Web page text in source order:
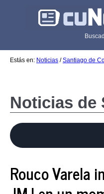
Estás en: Noticias /Santiago de
Noticias de
Rouco Varela